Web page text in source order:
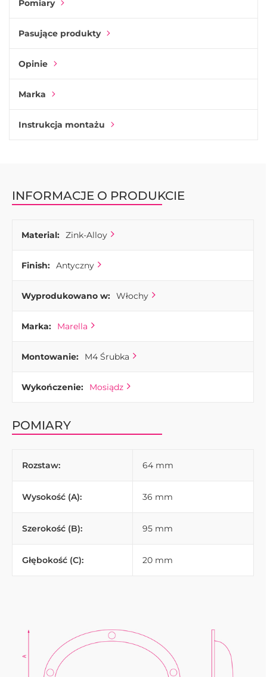
Pomiary
Pasujące produkty
Opinie
Marka
Instrukcja montażu
INFORMACJE O PRODUKCIE
Material: Zink-Alloy
Finish: Antyczny
Wyprodukowano w: Włochy
Marka: Marella
Montowanie: M4 Śrubka
Wykończenie: Mosiądz
POMIARY
Rozstaw: 64 mm
Wysokość (A): 36 mm
Szerokość (B): 95 mm
Głębokość (C): 20 mm